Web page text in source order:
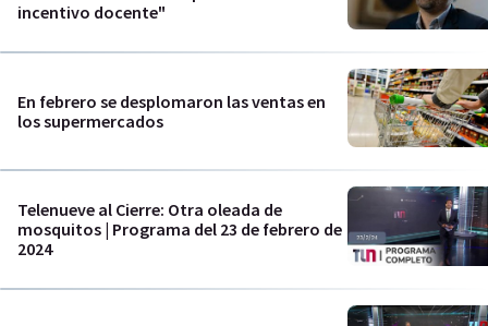
incentivo docente"
En febrero se desplomaron las ventas en
los supermercados
Telenueve al Cierre: Otra oleada de
mosquitos | Programa del 23 de febrero de
2024